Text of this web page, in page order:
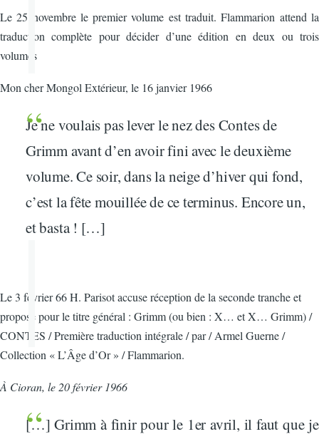
Le 25 novembre le premier volume est traduit. Flammarion attend la
traduction complète pour décider d’une édition en deux ou trois
volumes
Mon cher Mongol Extérieur, le 16 janvier 1966
Je ne voulais pas lever le nez des Contes de
Grimm avant d’en avoir fini avec le deuxième
volume. Ce soir, dans la neige d’hiver qui fond,
c’est la fête mouillée de ce terminus. Encore un,
et basta ! […]
Le 3 février 66 H. Parisot accuse réception de la seconde tranche et
propose pour le titre général : Grimm (ou bien : X… et X… Grimm) /
CONTES / Première traduction intégrale / par / Armel Guerne /
Collection « L’Âge d’Or » / Flammarion.
À Cioran, le 20 février 1966
[…] Grimm à finir pour le 1er avril, il faut que je